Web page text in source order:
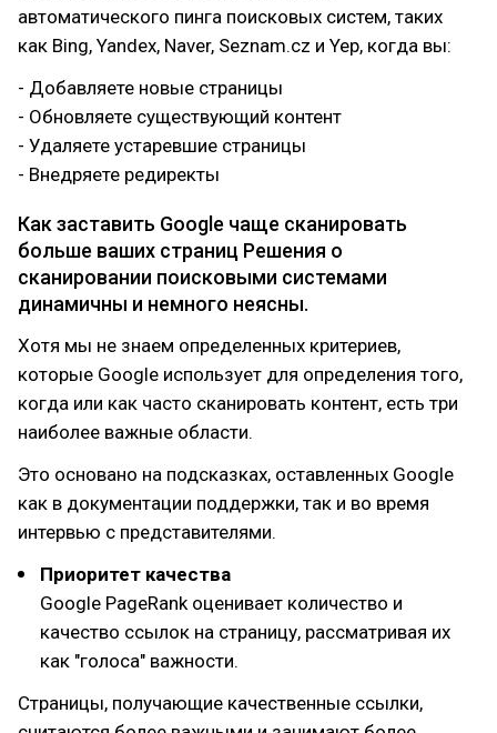
автоматического пинга поисковых систем, таких
как Bing, Yandex, Naver, Seznam.cz и Yep, когда вы:
- Добавляете новые страницы
- Обновляете существующий контент
- Удаляете устаревшие страницы
- Внедряете редиректы
Как заставить Google чаще сканировать
больше ваших страниц Решения о
сканировании поисковыми системами
динамичны и немного неясны.
Хотя мы не знаем определенных критериев,
которые Google использует для определения того,
когда или как часто сканировать контент, есть три
наиболее важные области.
Это основано на подсказках, оставленных Google
как в документации поддержки, так и во время
интервью с представителями.
Приоритет качества
Google PageRank оценивает количество и
качество ссылок на страницу, рассматривая их
как "голоса" важности.
Страницы, получающие качественные ссылки,